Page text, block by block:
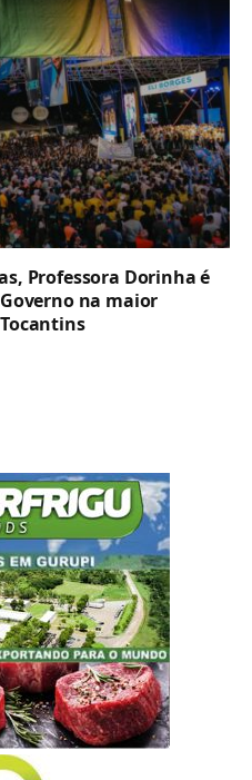
Professora Dorinha é
na maior